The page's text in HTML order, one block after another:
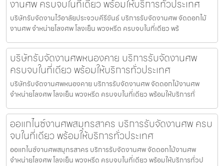
งานศพ ครบจบในที่เดียว พร้อมให้บริการทั่วประเทศ
บริษัทรับจัดงานไว้อาลัยประจวบคีรีขันธ์ บริการรับจัดงานศพ จัดดอกไม้
งานศพ จำหน่ายโลงศพ โลงเย็น พวงหรีด ครบจบในที่เดียว พร้
บริษัทรับจัดงานศพหนองคาย บริการรับจัดงานศพ
ครบจบในที่เดียว พร้อมให้บริการทั่วประเทศ
บริษัทรับจัดงานศพหนองคาย บริการรับจัดงานศพ จัดดอกไม้งานศพ
จำหน่ายโลงศพ โลงเย็น พวงหรีด ครบจบในที่เดียว พร้อมให้บริการทั่
ออแกไนซ์งานศพสมุทรสาคร บริการรับจัดงานศพ ครบ
จบในที่เดียว พร้อมให้บริการทั่วประเทศ
ออแกไนซ์งานศพสมุทรสาคร บริการรับจัดงานศพ จัดดอกไม้งานศพ
จำหน่ายโลงศพ โลงเย็น พวงหรีด ครบจบในที่เดียว พร้อมให้บริการทั่วป